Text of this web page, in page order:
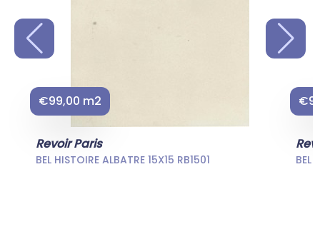
€99,00 m2
Revoir Paris
BEL HISTOIRE ALBATRE 15X15 RB1501 BEL